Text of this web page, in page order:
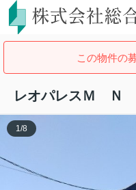
この物件の
レオパレスＭ Ｎ
1/8